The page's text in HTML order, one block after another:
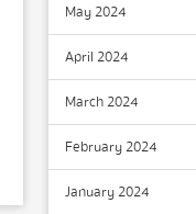
May 2024
April 2024
March 2024
February 2024
January 2024